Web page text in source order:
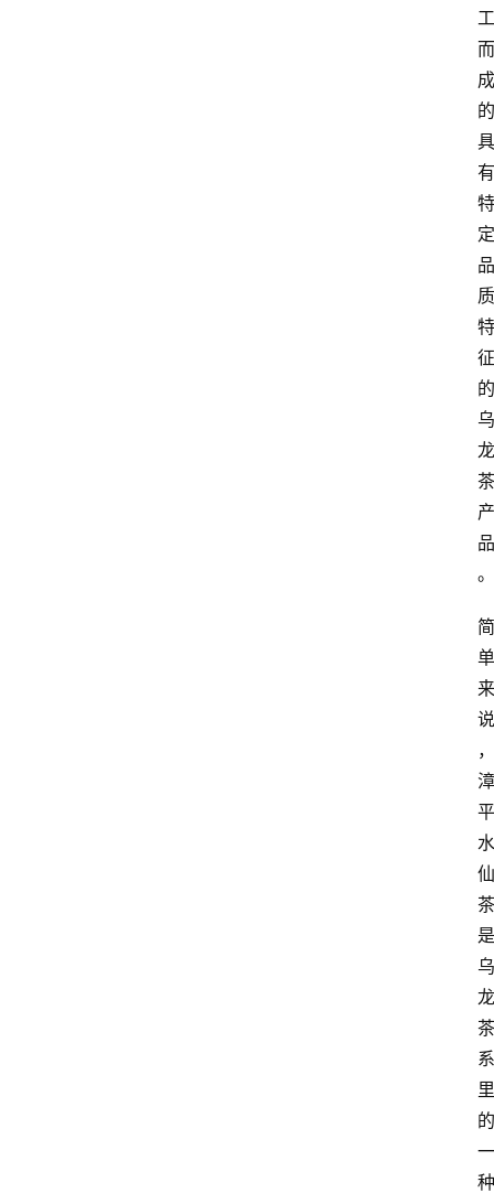
工
而
成
的
具
有
特
定
品
质
特
征
的
乌
龙
茶
产
品
。
简
单
来
说
，
漳
平
水
仙
茶
是
乌
龙
茶
系
里
的
一
种